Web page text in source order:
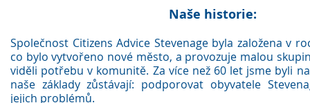
Naše historie:
Společnost Citizens Advice Stevenage byla založena v
co bylo vytvořeno nové město, a provozuje malou
viděli potřebu v komunitě. Za více než 60 let jsme byli
naše základy zůstávají: podporovat obyvatele
jejich problémů.